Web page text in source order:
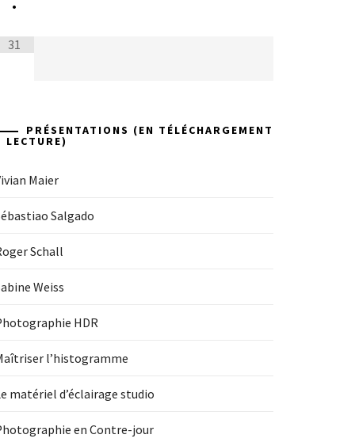
•
31
PRÉSENTATIONS (EN TÉLÉCHARGEMENT
LECTURE)
Maier
Salgado
Schall
Weiss
HDR
l’histogramme
matériel d’éclairage studio
en Contre-jour